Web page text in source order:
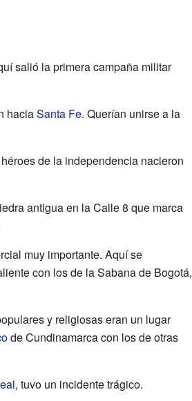
salió la primera campaña militar
haciaSanta Fe. Querían unirse a la
de la independencia nacieron
antigua en la Calle 8 que marca
muy importante. Aquí se
con los de la Sabana de Bogotá,
y religiosas eran un lugar
de Cundinamarca con los de otras
, tuvo un incidente trágico.